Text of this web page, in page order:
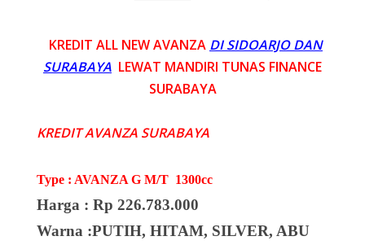
KREDIT ALL NEW AVANZA DI SIDOARJO DAN
SURABAYA LEWAT MANDIRI TUNAS FINANCE
SURABAYA
KREDIT AVANZA SURABAYA
Type : AVANZA G M/T 1300cc
Harga : Rp 226.783.000
Warna :PUTIH, HITAM, SILVER, ABU